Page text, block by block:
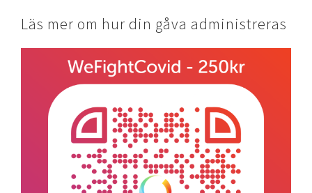
Läs mer om hur din gåva administreras